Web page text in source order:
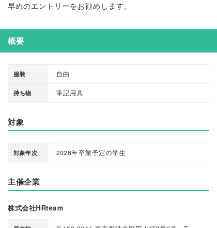
早めのエントリーをお勧めします。
概要
服装 自由
持ち物 筆記用具
対象
対象年次 2026年卒業予定の学生
主催企業
株式会社HRteam